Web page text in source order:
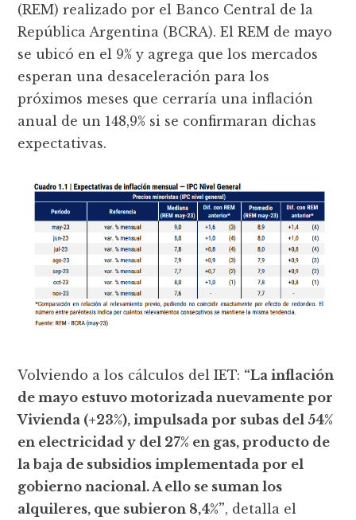
(REM) realizado por el Banco Central de la
República Argentina (BCRA). El REM de mayo
se ubicó en el 9% y agrega que los mercados
esperan una desaceleración para los
próximos meses que cerraría una inflación
anual de un 148,9% si se confirmaran dichas
expectativas.
Volviendo a los cálculos del IET: “La inflación
de mayo estuvo motorizada nuevamente por
Vivienda (+23%), impulsada por subas del 54%
en electricidad y del 27% en gas, producto de
la baja de subsidios implementada por el
gobierno nacional. A ello se suman los
alquileres, que subieron 8,4%”, detalla el